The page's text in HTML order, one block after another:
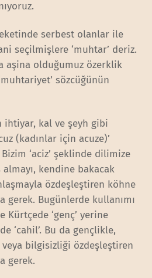
serbest olanlar ile
seçilmişlere ‘muhtar’ deriz.
aşina olduğumuz özerklik
sözcüğünün
ihtiyar, kal ve şeyh gibi
(kadınlar için acuze)’
‘aciz’ şeklinde dilimize
almayı, kendine bakacak
özdeşleştiren köhne
gerek. Bugünlerde kullanımı
Kürtçede ‘genç’ yerine
‘cahil’. Bu da gençlikle,
bilgisizliği özdeşleştiren
gerek.